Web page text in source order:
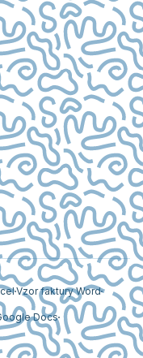
Vzor faktury Word
Docs